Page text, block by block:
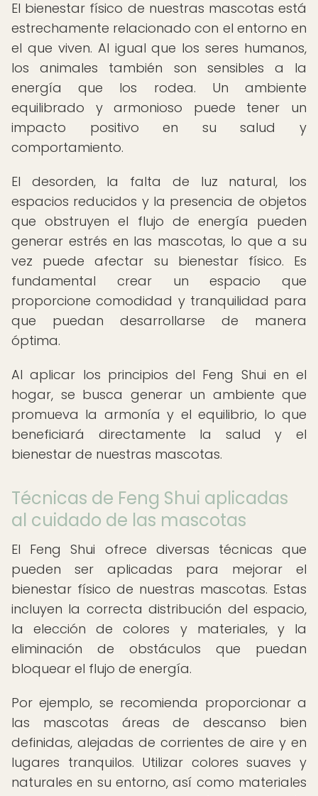
El bienestar físico de nuestras mascotas está
estrechamente relacionado con el entorno en
el que viven. Al igual que los seres humanos,
los animales también son sensibles a la
energía que los rodea. Un ambiente
equilibrado y armonioso puede tener un
impacto positivo en su salud y
comportamiento.
El desorden, la falta de luz natural, los
espacios reducidos y la presencia de objetos
que obstruyen el flujo de energía pueden
generar estrés en las mascotas, lo que a su
vez puede afectar su bienestar físico. Es
fundamental crear un espacio que
proporcione comodidad y tranquilidad para
que puedan desarrollarse de manera
óptima.
Al aplicar los principios del Feng Shui en el
hogar, se busca generar un ambiente que
promueva la armonía y el equilibrio, lo que
beneficiará directamente la salud y el
bienestar de nuestras mascotas.
Técnicas de Feng Shui aplicadas
al cuidado de las mascotas
El Feng Shui ofrece diversas técnicas que
pueden ser aplicadas para mejorar el
bienestar físico de nuestras mascotas. Estas
incluyen la correcta distribución del espacio,
la elección de colores y materiales, y la
eliminación de obstáculos que puedan
bloquear el flujo de energía.
Por ejemplo, se recomienda proporcionar a
las mascotas áreas de descanso bien
definidas, alejadas de corrientes de aire y en
lugares tranquilos. Utilizar colores suaves y
naturales en su entorno, así como materiales